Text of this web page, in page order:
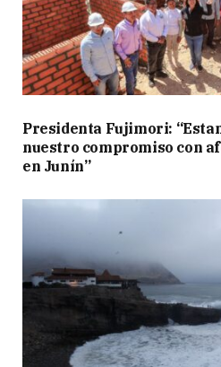
Presidenta Fujimori:
nuestro compromiso con
en Junín”